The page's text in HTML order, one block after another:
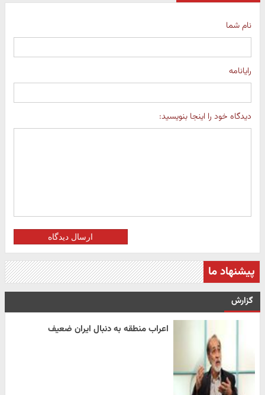
نام شما
رایانامه
دیدگاه خود را اینجا بنویسید:
ارسال دیدگاه
پیشنهاد ما
گزارش
اعراب منطقه به دنبال ایران ضعیف